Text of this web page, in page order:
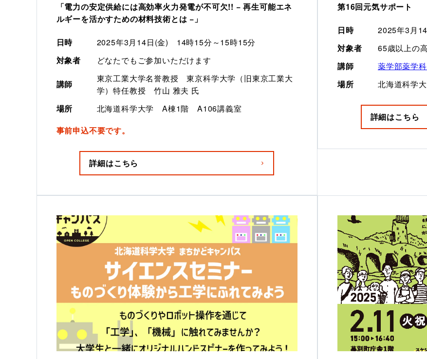
「電力の安定供給には高効率火力発電が不可欠!! − 再生可能エネ
ルギーを活かすための材料技術とは −」
日時
2025年3月14日(金)　14時15分～15時15分
対象者
どなたでもご参加いただけます
講師
東京工業大学名誉教授　東京科学大学（旧東京工業大
学）特任教授　竹山 雅夫 氏
場所
北海道科学大学　A棟1階　A106講義室
事前申込不要です。
詳細はこちら
第16回元気サポート
日時
2025年3月
対象者
65歳以上の
講師
薬学部薬学
場所
北海道科学
詳細はこちら